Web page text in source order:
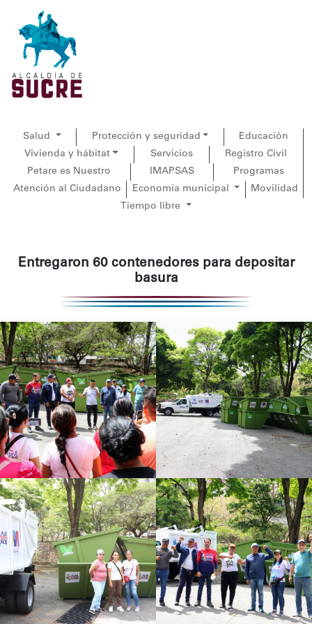
Salud Protección y seguridad
Educación
Vivienda y hábitat
Servicios
Registro Civil
Petare es Nuestro
IMAPSAS
Programas
Atención al Ciudadano
Economía municipal
Movilidad
Tiempo libre
Entregaron 60 contenedores para depositar
basura